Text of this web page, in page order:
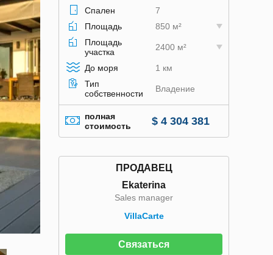
Спален
7
Площадь
850 м²
Площадь
участка
2400 м²
До моря
1 км
Тип
собственности
Владение
полная
стоимость
$ 4 304 381
ПРОДАВЕЦ
Ekaterina
Sales manager
VillaСarte
Связаться